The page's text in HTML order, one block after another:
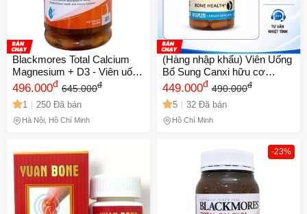
Blackmores Total Calcium
Magnesium + D3 - Viên uống
bổ sung Canxi, Magie và
Vitamin D3 cho sức khỏe
xương - 200 viên
496.000đ 645.000đ
1 250 Đã bán
Hà Nội, Hồ Chí Minh
(Hàng nhập khẩu) Viên Uống
Bổ Sung Canxi hữu cơ
Citrate + D3 Mason Natural
của Mỹ
449.000đ 490.000đ
5 32 Đã bán
Hồ Chí Minh
-23%